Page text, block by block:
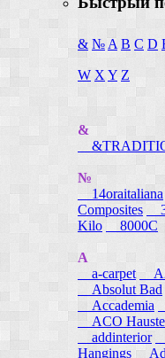
& № A B C D
W X Y Z
&
№
14oraitaliana
Composites
Kilo
8000C
A
a-carpet
Absolut Bad
Accademia
ACO
addinterior
Hangings